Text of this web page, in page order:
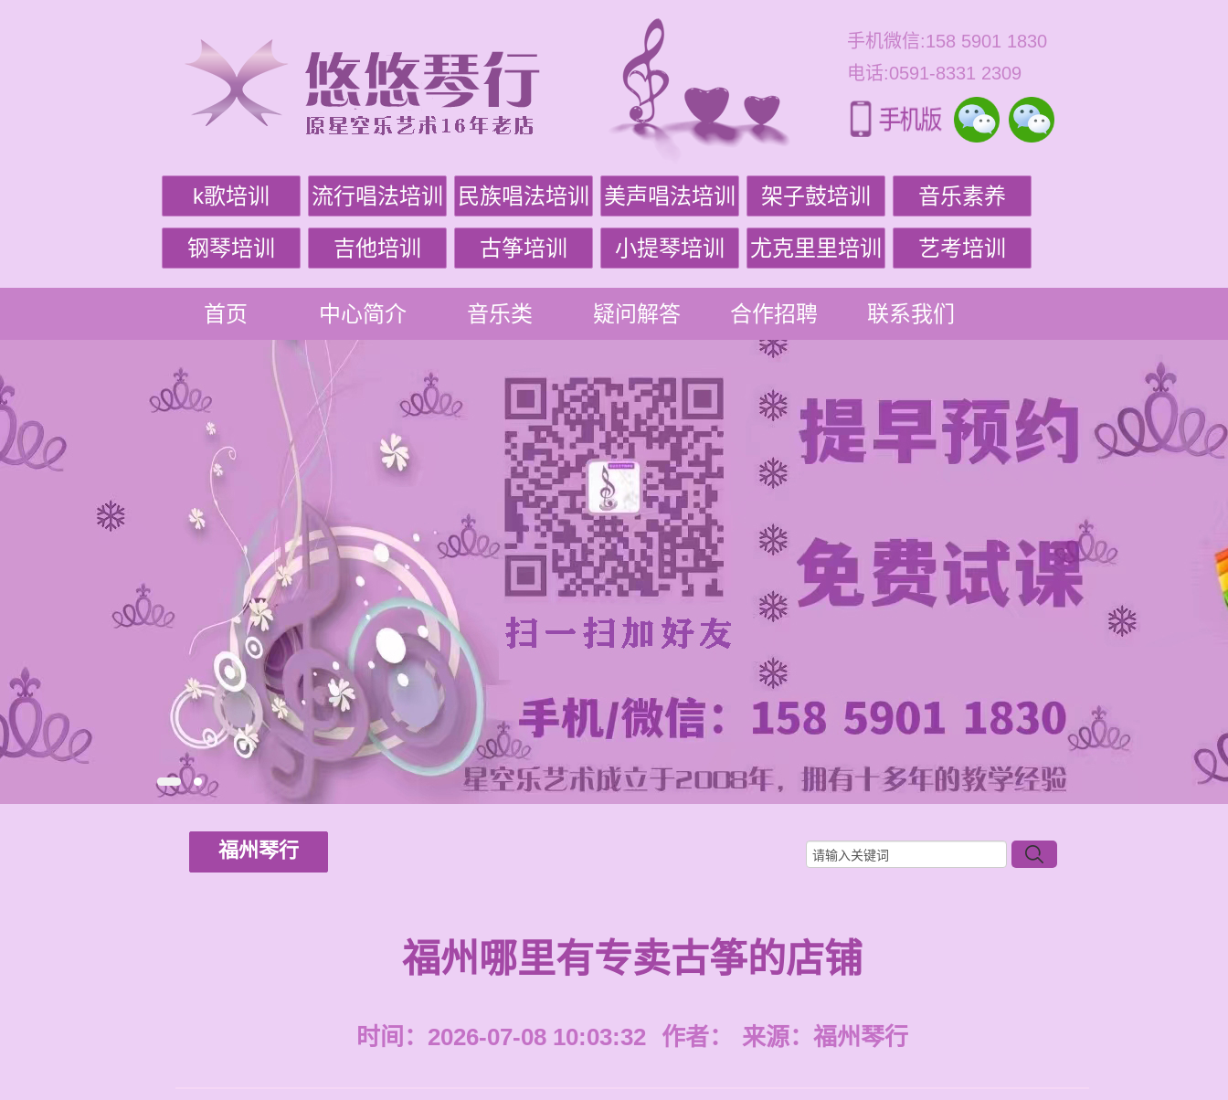
手机微信:158 5901 1830
电话:0591-8331 2309
k歌培训 流行唱法培训 民族唱法培训 美声唱法培训 架子鼓培训 音乐素养
钢琴培训 吉他培训 古筝培训 小提琴培训 尤克里里培训 艺考培训
首页 中心简介 音乐类 疑问解答 合作招聘 联系我们
福州琴行
福州哪里有专卖古筝的店铺
时间：2026-07-08 10:03:32 作者： 来源： 福州琴行